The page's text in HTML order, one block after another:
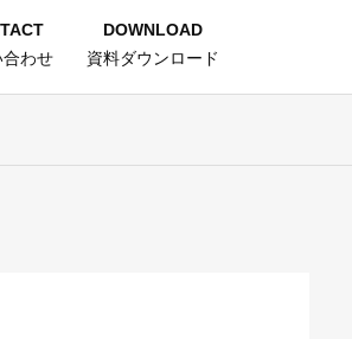
合わせ
DOWNLOAD
資料ダウンロード